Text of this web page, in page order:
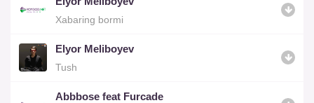
Xabaring bormi
Elyor Meliboyev
Tush
Abbbose feat Furcade